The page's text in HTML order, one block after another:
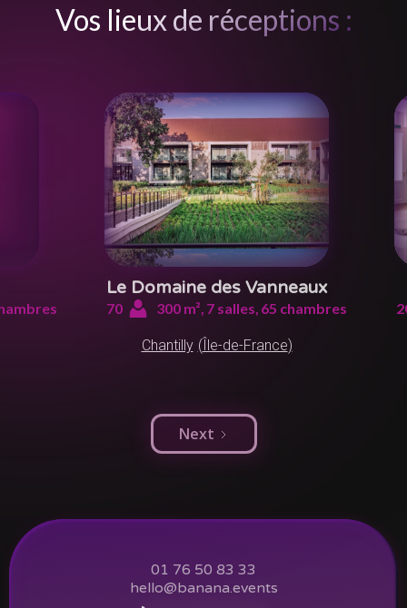
Vos lieux de réceptions :
Le Domaine des Vanneaux
70 300 m², 7 salles, 65 chambres
Chantilly (Île-de-France)
Next
01 76 50 83 33
hello@banana.events